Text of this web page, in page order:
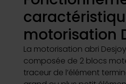
motorisation
La motorisation abri
composée de 2 blocs
traceur de l’élément